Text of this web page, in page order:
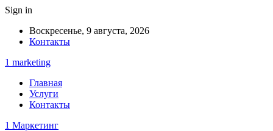
Sign in
Воскресенье, 9 августа, 2026
Контакты
1 marketing
Главная
Услуги
Контакты
1 Маркетинг